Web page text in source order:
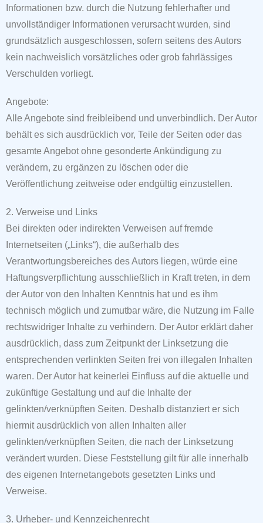
Informationen bzw. durch die Nutzung fehlerhafter und
unvollständiger Informationen verursacht wurden, sind
grundsätzlich ausgeschlossen, sofern seitens des Autors
kein nachweislich vorsätzliches oder grob fahrlässiges
Verschulden vorliegt.
Angebote:
Alle Angebote sind freibleibend und unverbindlich. Der Autor
behält es sich ausdrücklich vor, Teile der Seiten oder das
gesamte Angebot ohne gesonderte Ankündigung zu
verändern, zu ergänzen zu löschen oder die
Veröffentlichung zeitweise oder endgültig einzustellen.
2. Verweise und Links
Bei direkten oder indirekten Verweisen auf fremde
Internetseiten („Links“), die außerhalb des
Verantwortungsbereiches des Autors liegen, würde eine
Haftungsverpflichtung ausschließlich in Kraft treten, in dem
der Autor von den Inhalten Kenntnis hat und es ihm
technisch möglich und zumutbar wäre, die Nutzung im Falle
rechtswidriger Inhalte zu verhindern. Der Autor erklärt daher
ausdrücklich, dass zum Zeitpunkt der Linksetzung die
entsprechenden verlinkten Seiten frei von illegalen Inhalten
waren. Der Autor hat keinerlei Einfluss auf die aktuelle und
zukünftige Gestaltung und auf die Inhalte der
gelinkten/verknüpften Seiten. Deshalb distanziert er sich
hiermit ausdrücklich von allen Inhalten aller
gelinkten/verknüpften Seiten, die nach der Linksetzung
verändert wurden. Diese Feststellung gilt für alle innerhalb
des eigenen Internetangebots gesetzten Links und
Verweise.
3. Urheber- und Kennzeichenrecht